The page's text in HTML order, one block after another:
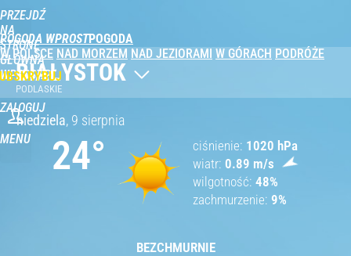
PRZEJDŹ
NA
STRONĘ
GŁÓWNĄ
WPROST.PL
POGODA WPROST
W POLSCE NAD MORZEM NAD JEZIORAMI W GÓRACH PODRÓŻE
ZALOGUJ
MENU
BIAŁYSTOK
PODLASKIE
niedziela, 9 sierpnia
BEZCHMURNIE
24° ciśnienie 1020 hPa
wiatr 0.89 m/s
wilgotność 48%
zachmurzenie 9%